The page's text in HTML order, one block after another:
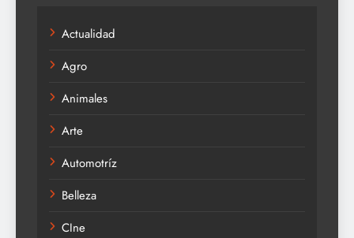
Actualidad
Agro
Animales
Arte
Automotríz
Belleza
CIne